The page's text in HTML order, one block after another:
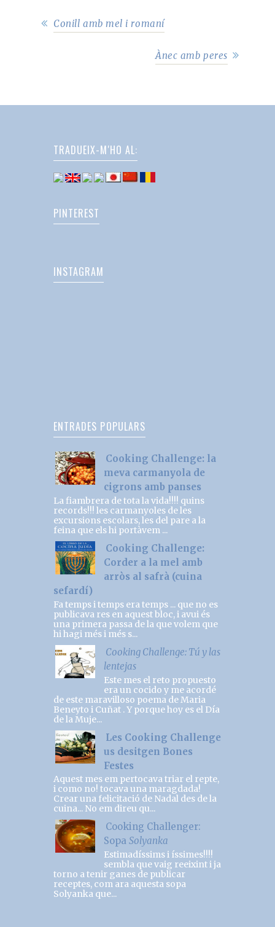
Conill amb mel i romaní
Ànec amb peres
TRADUEIX-M'HO AL:
PINTEREST
INSTAGRAM
ENTRADES POPULARS
Cooking Challenge: la
meva carmanyola de
cigrons amb panses
La fiambrera de tota la vida!!!! quins
records!!! les carmanyoles de les
excursions escolars, les del pare a la
feina que els hi portàvem ...
Cooking Challenge:
Corder a la mel amb
arròs al safrà (cuina
sefardí)
Fa temps i temps era temps ... que no es
publicava res en aquest bloc, i avui és
una primera passa de la que volem que
hi hagi més i més s...
Cooking Challenge: Tú y las
lentejas
Este mes el reto propuesto
era un cocido y me acordé
de este maravilloso poema de Maria
Beneyto i Cuñat . Y porque hoy es el Día
de la Muje...
Les Cooking Challenge
us desitgen Bones
Festes
Aquest mes em pertocava triar el repte,
i como no! tocava una maragdada!
Crear una felicitació de Nadal des de la
cuina... No em direu qu...
Cooking Challenger:
Sopa Solyanka
Estimadíssims i íssimes!!!!
sembla que vaig reeixint i ja
torno a tenir ganes de publicar
receptes, com ara aquesta sopa
Solyanka que...